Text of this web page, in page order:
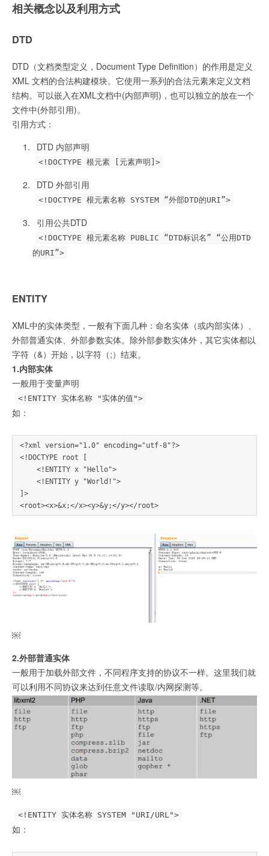
相关概念以及利用方式
DTD
DTD（文档类型定义，Document Type Definition）的作用是定义
XML 文档的合法构建模块。它使用一系列的合法元素来定义文档
结构。可以嵌入在XML文档中(内部声明)，也可以独立的放在一个
文件中(外部引用)。
引用方式：
DTD 内部声明
<!DOCTYPE 根元素 [元素声明]>
DTD 外部引用
<!DOCTYPE 根元素名称 SYSTEM “外部DTD的URI”>
引用公共DTD
<!DOCTYPE 根元素名称 PUBLIC “DTD标识名” “公用DTD
的URI”>
ENTITY
XML中的实体类型，一般有下面几种：命名实体（或内部实体）、
外部普通实体、外部参数实体。除外部参数实体外，其它实体都以
字符（&）开始，以字符（;）结束。
1.内部实体
一般用于变量声明
<!ENTITY 实体名称 "实体的值">
如：
<?xml version="1.0" encoding="utf-8"?>
<!DOCTYPE root [
    <!ENTITY x "Hello">
    <!ENTITY y "World!">
]>
￼
2.外部普通实体
一般用于加载外部文件，不同程序支持的协议不一样。这里我们就
可以利用不同协议来达到任意文件读取/内网探测等。
￼
<!ENTITY 实体名称 SYSTEM "URI/URL">
如：